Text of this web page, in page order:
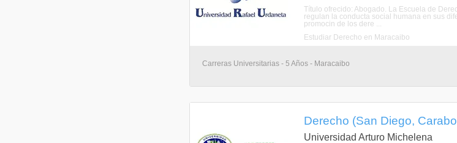
Título ofrecido: Abogado. La Escuela de
regulan la conducta social humana en sus
promocin de los dere ...
Estudiar Derecho en Maracaibo
Carreras Universitarias - 5 Años - Maracaibo
Derecho (San Diego,
Universidad Arturo Michelena